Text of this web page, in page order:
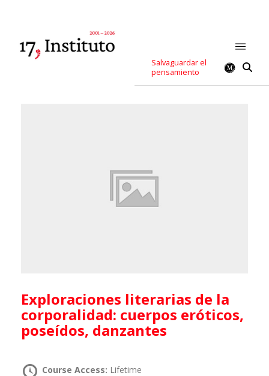
Salvaguardar el
pensamiento
Exploraciones literarias de la
corporalidad: cuerpos eróticos,
poseídos, danzantes
Course Access: Lifetime